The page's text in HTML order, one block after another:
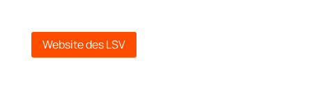
Website des LSV